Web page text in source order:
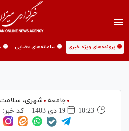
🟡 پرونده‌های ویژه خبری 🟡 سامانه‌های قضایی 🟡
جامعه
شهری،‌
10:23
19 دی 1403 کد خبر: